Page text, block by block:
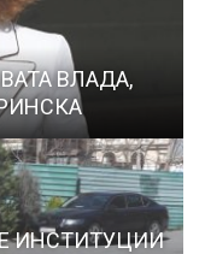
ВЛАДА,
ИНСТИТУЦИИ